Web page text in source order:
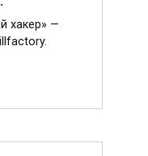
хакер» —